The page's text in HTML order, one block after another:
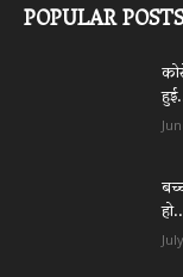
POPULAR POSTS